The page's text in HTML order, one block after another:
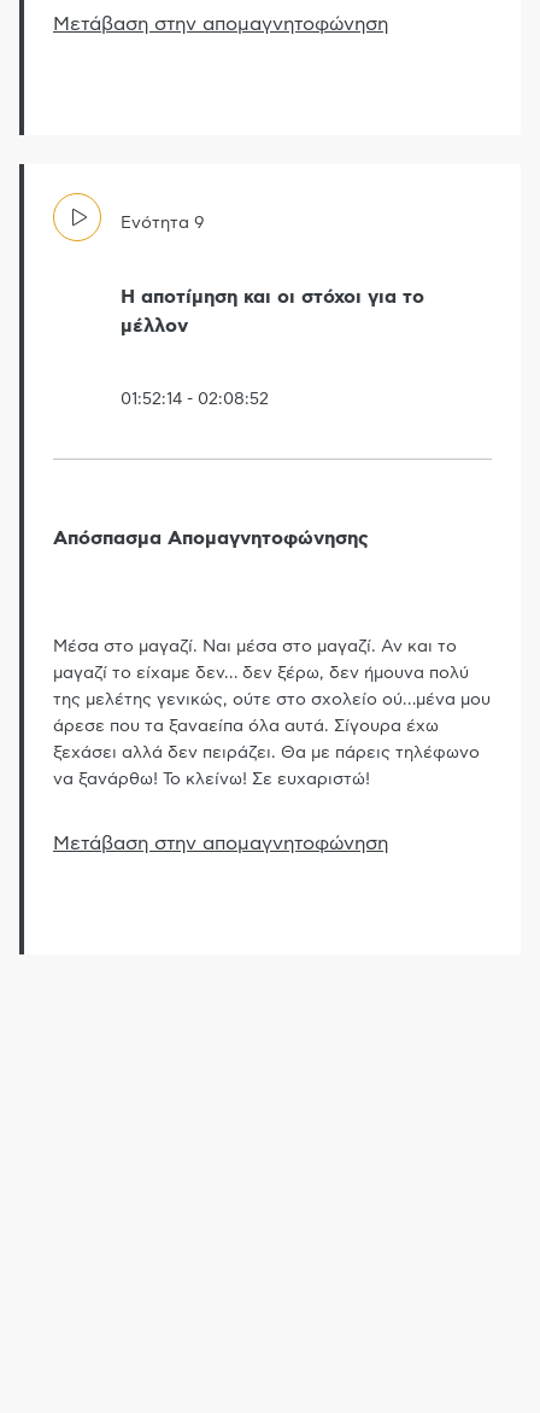
Μετάβαση στην απομαγνητοφώνηση
Ενότητα 9
Η αποτίμηση και οι στόχοι για το
μέλλον
01:52:14 - 02:08:52
Απόσπασμα Απομαγνητοφώνησης
Μέσα στο μαγαζί. Ναι μέσα στο μαγαζί. Αν και το
μαγαζί το είχαμε δεν… δεν ξέρω, δεν ήμουνα πολύ
της μελέτης γενικώς, ούτε στο σχολείο ού…μένα μου
άρεσε που τα ξαναείπα όλα αυτά. Σίγουρα έχω
ξεχάσει αλλά δεν πειράζει. Θα με πάρεις τηλέφωνο
να ξανάρθω! Το κλείνω! Σε ευχαριστώ!
Μετάβαση στην απομαγνητοφώνηση